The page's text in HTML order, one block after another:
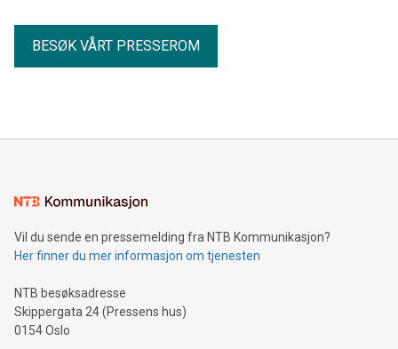
BESØK VÅRT PRESSEROM
Vil du sende en pressemelding fra NTB Kommunikasjon?
Her finner du mer informasjon om tjenesten
NTB besøksadresse
Skippergata 24 (Pressens hus)
0154 Oslo